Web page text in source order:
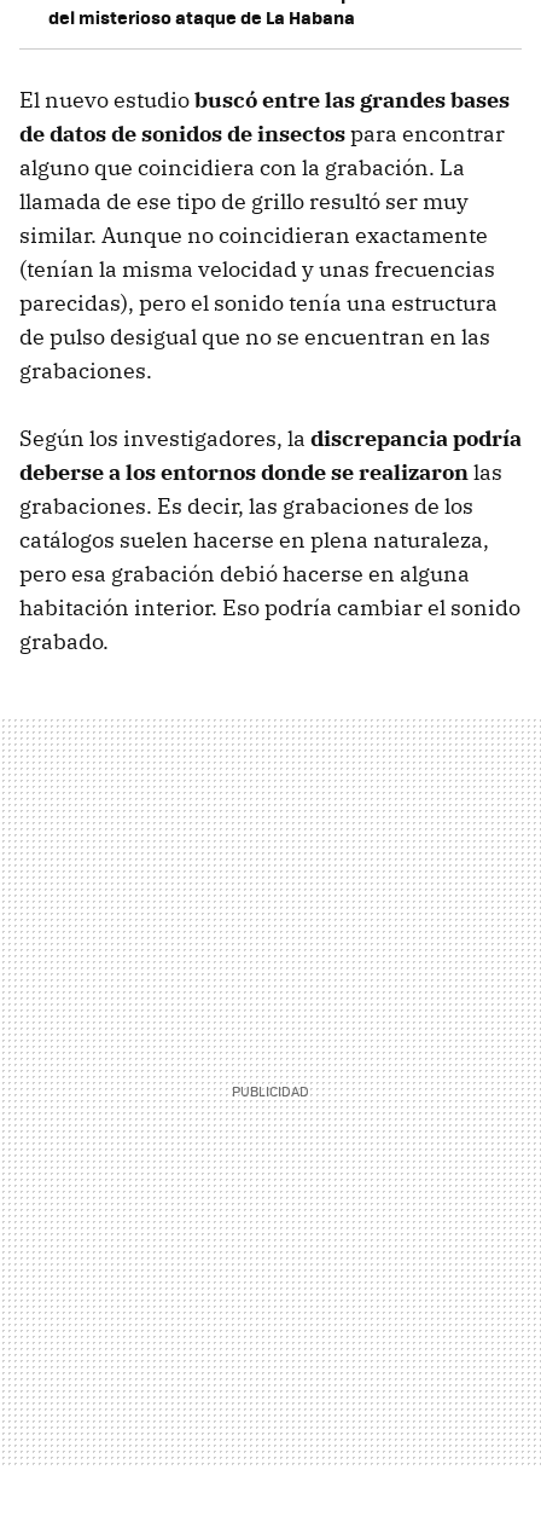
del misterioso ataque de La Habana
El nuevo estudiobuscó entre las grandes bases
de datos de sonidos de insectospara encontrar
alguno que coincidiera con la grabación. La
llamada de ese tipo de grillo resultó ser muy
similar. Aunque no coincidieran exactamente
(tenían la misma velocidad y unas frecuencias
parecidas), pero el sonido tenía una estructura
de pulso desigual que no se encuentran en las
grabaciones.
Según los investigadores, la discrepancia podría
deberse a los entornos donde se realizaronlas
grabaciones. Es decir, las grabaciones de los
catálogos suelen hacerse en plena naturaleza,
pero esa grabación debió hacerse en alguna
habitación interior. Eso podría cambiar el sonido
grabado.